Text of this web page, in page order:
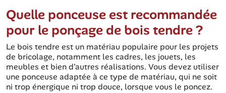
Quelle ponceuse est recommandée
pour le ponçage de bois tendre ?
Le bois tendre est un matériau populaire pour les projets
de bricolage, notamment les cadres, les jouets, les
meubles et bien d'autres réalisations. Vous devez utiliser
une ponceuse adaptée à ce type de matériau, qui ne soit
ni trop énergique ni trop douce, lorsque vous le poncez.